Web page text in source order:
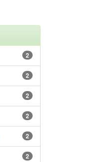
2
2
2
2
2
2